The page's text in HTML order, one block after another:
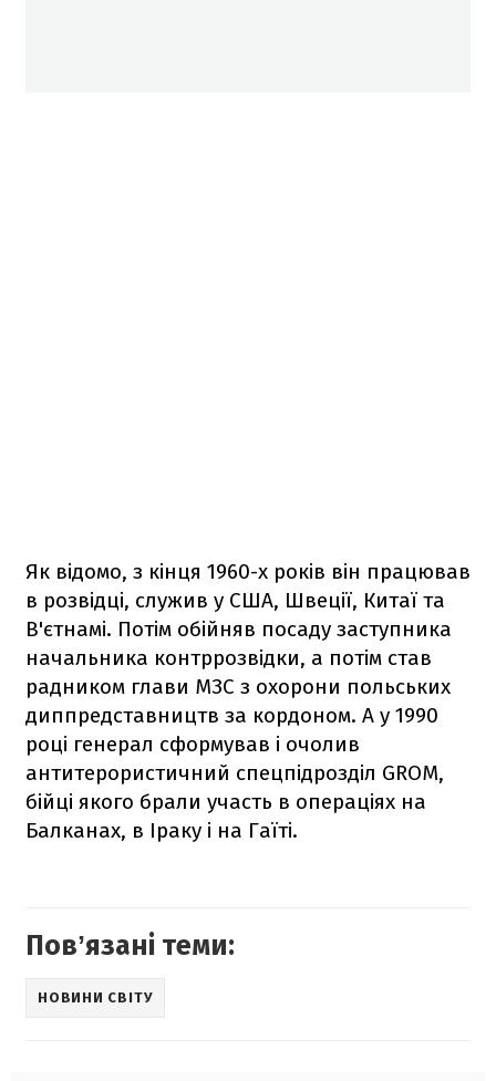
Як відомо, з кінця 1960-х років він працював
в розвідці, служив у США, Швеції, Китаї та
В'єтнамі. Потім обійняв посаду заступника
начальника контррозвідки, а потім став
радником глави МЗС з охорони польських
диппредставництв за кордоном. А у 1990
році генерал сформував і очолив
антитерористичний спецпідрозділ GROM,
бійці якого брали участь в операціях на
Балканах, в Іраку і на Гаїті.
Повʼязані теми:
НОВИНИ СВІТУ